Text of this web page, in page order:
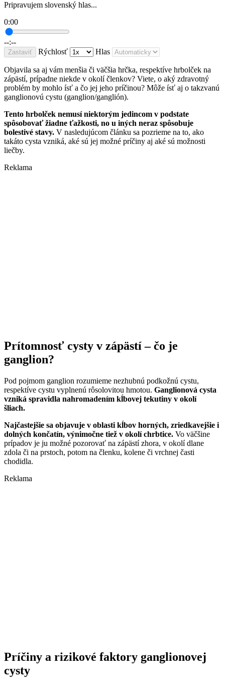
Pripravujem slovenský hlas...
0:00
--:--
Zastaviť Rýchlosť Hlas
Objavila sa aj vám menšia či väčšia hrčka, respektíve hrbolček na
zápästí, prípadne niekde v okolí členkov? Viete, o aký zdravotný
problém by mohlo ísť a čo jej jeho príčinou? Môže ísť aj o takzvanú
ganglionovú cystu (ganglion/ganglión).
Tento hrbolček nemusí niektorým jedincom v podstate
spôsobovať žiadne ťažkosti, no u iných neraz spôsobuje
bolestivé stavy. V nasledujúcom článku sa pozrieme na to, ako
takáto cysta vzniká, aké sú jej možné príčiny aj aké sú možnosti
liečby.
Reklama
Prítomnosť cysty v zápästí – čo je
ganglion?
Pod pojmom ganglion rozumieme nezhubnú podkožnú cystu,
respektíve cystu vyplnenú rôsolovitou hmotou. Ganglionová cysta
vzniká spravidla nahromadením kĺbovej tekutiny v okolí
šliach.
Najčastejšie sa objavuje v oblasti kĺbov horných, zriedkavejšie i
dolných končatín, výnimočne tiež v okolí chrbtice. Vo väčšine
prípadov je ju možné pozorovať na zápästí zhora, v okolí dlane
zdola či na prstoch, potom na členku, kolene či vrchnej časti
chodidla.
Reklama
Príčiny a rizikové faktory ganglionovej
cysty